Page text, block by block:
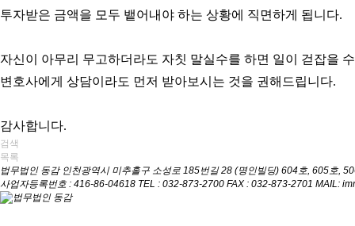
투자받은 금액을 모두 뱉어내야 하는 상황에 직면하게 됩니다.
자신이 아무리 무고하더라도 자칫 말실수를 하면 일이 걷잡을
변호사에게 상담이라도 먼저 받아보시는 것을 권해드립니다.
감사합니다.
검색
목록
법무법인 동감 인천광역시 미추홀구 소성로 185번길 28 (명인빌딩) 604호, 605호,
사업자등록번호 : 416-86-04618 TEL : 032-873-2700 FAX : 032-873-2701 MAIL: